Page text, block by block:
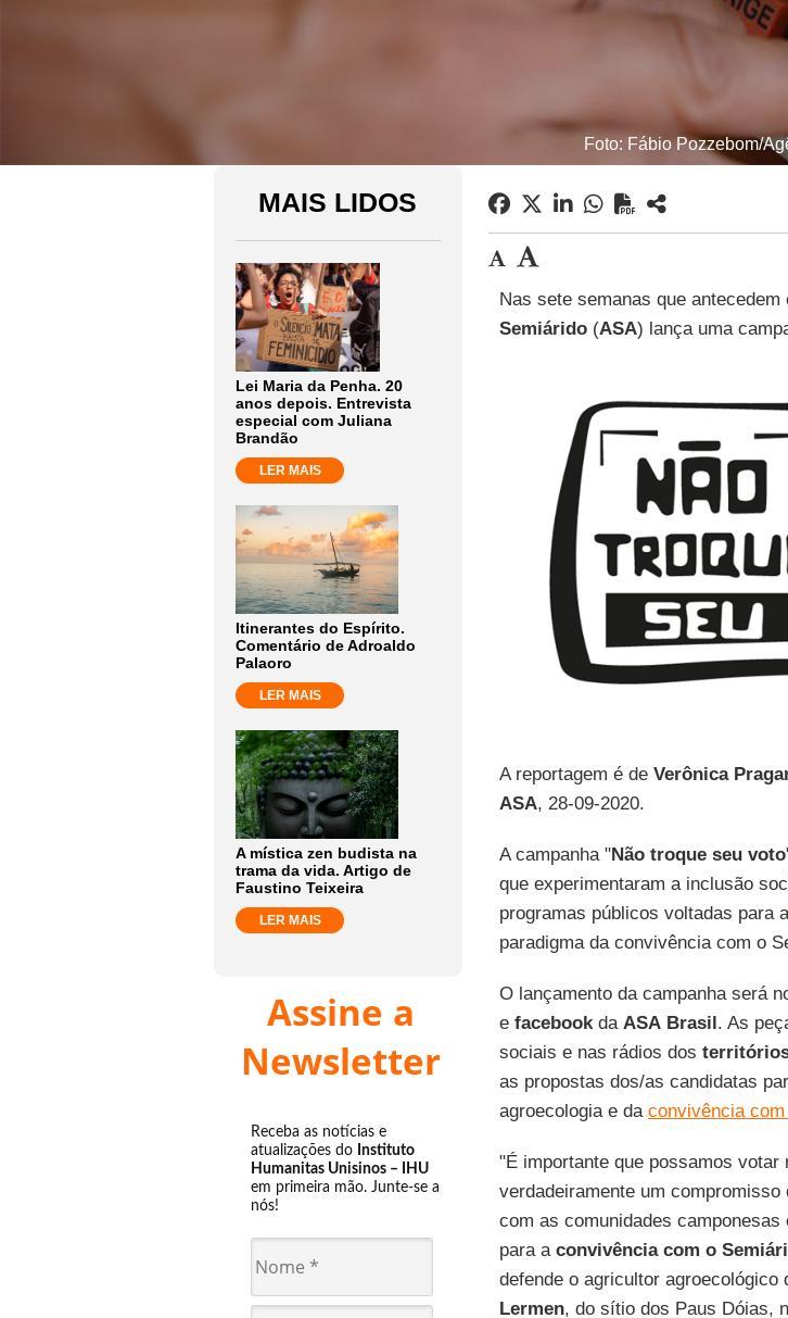
Foto: Fábio Pozzebom/
MAIS LIDOS
Lei Maria da Penha. 20
anos depois. Entrevista
especial com Juliana
Brandão
LER MAIS
Itinerantes do Espírito.
Comentário de Adroaldo
Palaoro
LER MAIS
A mística zen budista na
trama da vida. Artigo de
Faustino Teixeira
LER MAIS
Assine a
Newsletter
Receba as notícias e
atualizações do Instituto
Humanitas Unisinos – IHU
em primeira mão. Junte-se a
nós!
Nas sete semanas que
Semiárido(ASA) lança uma
A reportagem é de Verônica
ASA, 28-09-2020.
A campanha "Não troque seu voto
que experimentaram a inclusão
programas públicos voltadas para
paradigma da convivência com o
O lançamento da campanha será
e facebookda ASA Brasil . As
sociais e nas rádios dos
as propostas dos/as candidatas
agroecologia e da convivência
"É importante que possamos votar
verdadeiramente um
com as comunidades
para a convivência com o
defende o agricultor agroecológico
Lermen, do sítio dos Paus Dóias,